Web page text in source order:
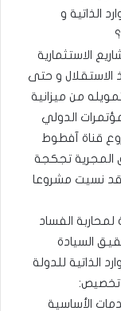
الذاتية و
الاستثمارية
الاستقلال و حتى
تمويله من ميزانية
الدولي
يليه مشروع قناة آفطوط
طريق المجرية تجكجة
أكون قد نسيت مشروعا
الفساد
السيادة
الذاتية للدولة
تخصيص:
الأساسية